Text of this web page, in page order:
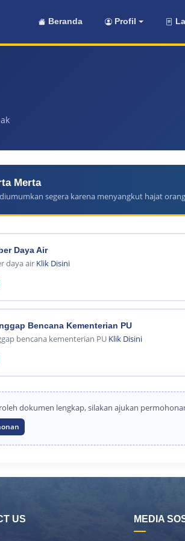
Beranda Profil
Merta
segera karena menyangkut hajat
Daya Air
daya air Klik Disini
Bencana Kementerian PU
bencana kementerian PU Klik Disini
dokumen lengkap, silakan ajukan
US MEDIA